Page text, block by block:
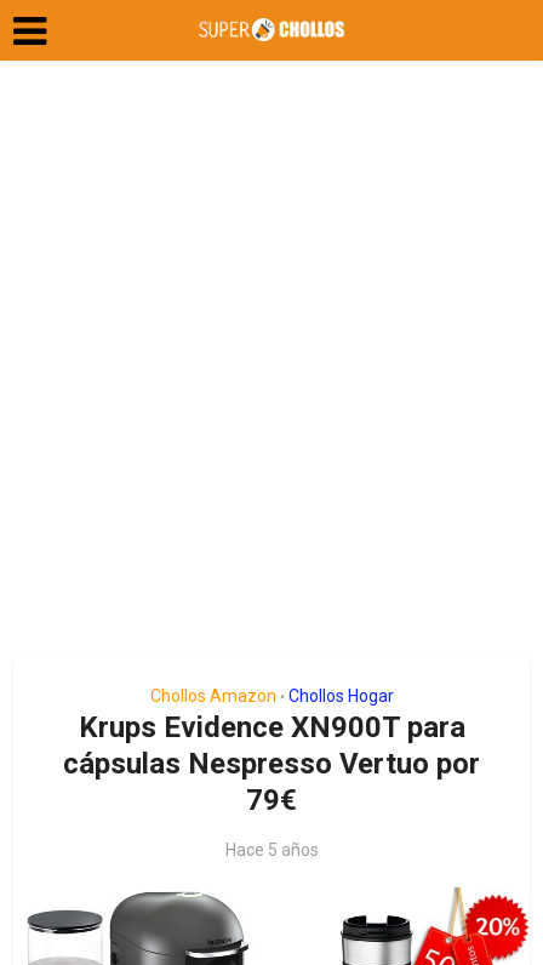
Chollos Amazon • Chollos Hogar
Krups Evidence XN900T para
cápsulas Nespresso Vertuo por
79€
Hace 5 años